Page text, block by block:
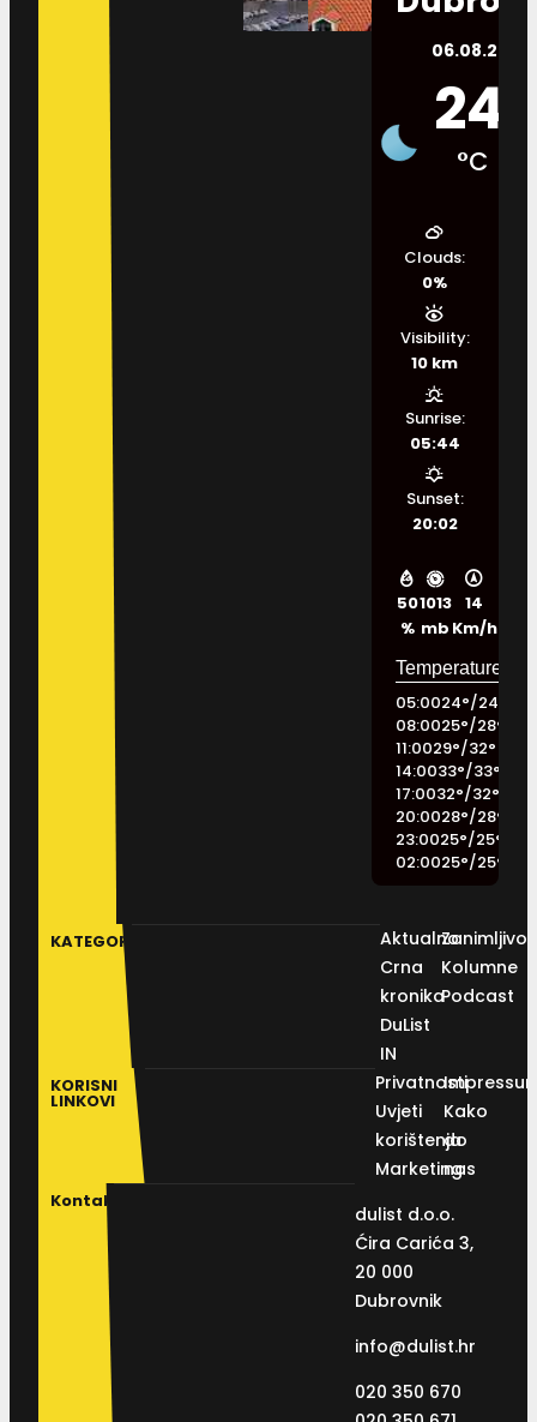
06.08.2026.
24
°C
50
%
1013
mb
14
Km/h
Clouds:
0%
Visibility:
10 km
Sunrise:
05:44
Sunset:
20:02
05:0024°/24
08:0025°/28°
11:0029°/32°
14:0033°/33°
17:0032°/32°
20:0028°/28°
23:0025°/25°
02:0025°/25°
KATEGORIJE
Aktualno
Crna
kronika
DuList
IN
Kolumne
Podcast
KORISNI
LINKOVI
Privatnosti
Uvjeti
korištenja
Marketing
Kako
do
nas
Kontakt
dulist d.o.o.
Ćira Carića 3,
20 000
Dubrovnik
info@dulist.hr
020 350 670